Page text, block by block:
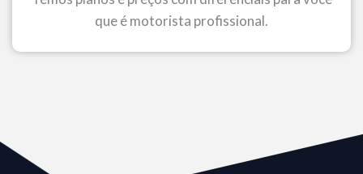
que é motorista profissional.